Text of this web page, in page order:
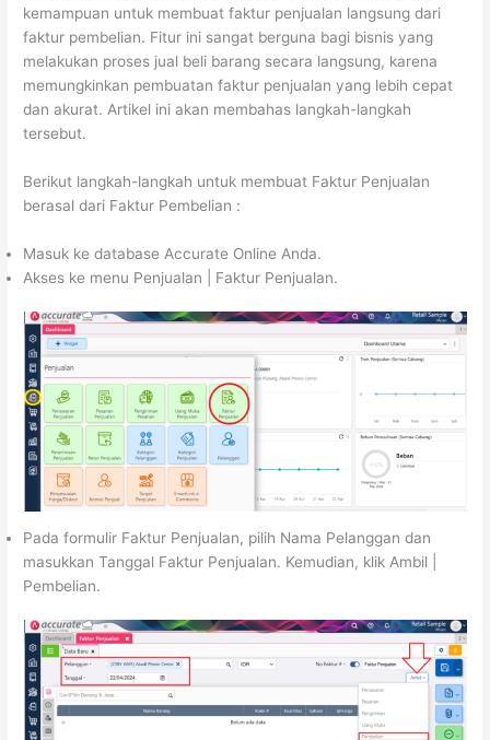
kemampuan untuk membuat faktur penjualan langsung dari
faktur pembelian. Fitur ini sangat berguna bagi bisnis yang
melakukan proses jual beli barang secara langsung, karena
memungkinkan pembuatan faktur penjualan yang lebih cepat
dan akurat. Artikel ini akan membahas langkah-langkah
tersebut.
Berikut langkah-langkah untuk membuat Faktur Penjualan
berasal dari Faktur Pembelian :
Masuk ke database Accurate Online Anda.
Akses ke menu Penjualan | Faktur Penjualan.
Pada formulir Faktur Penjualan, pilih Nama Pelanggan dan
masukkan Tanggal Faktur Penjualan. Kemudian, klik Ambil |
Pembelian.